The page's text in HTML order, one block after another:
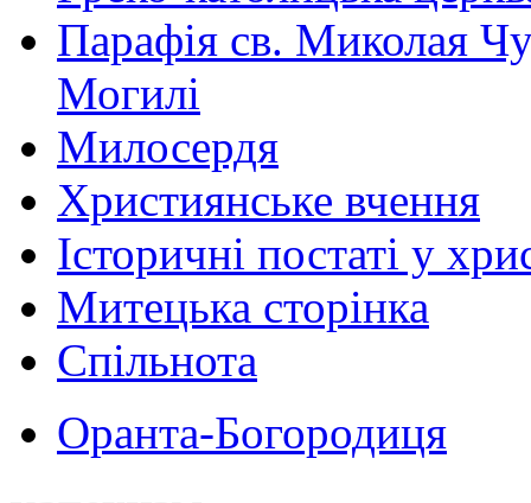
Парафія св. Миколая
Могилі
Милосердя
Християнське вчення
Історичні постаті у
Митецька сторінка
Спільнота
Оранта-Богородиця